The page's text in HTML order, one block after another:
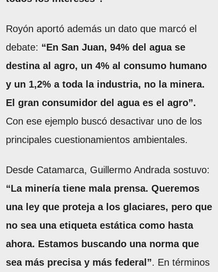
Royón aportó además un dato que marcó el
debate: “En San Juan, 94% del agua se
destina al agro, un 4% al consumo humano
y un 1,2% a toda la industria, no la minera.
El gran consumidor del agua es el agro”.
Con ese ejemplo buscó desactivar uno de los
principales cuestionamientos ambientales.
Desde Catamarca, Guillermo Andrada sostuvo:
“La minería tiene mala prensa. Queremos
una ley que proteja a los glaciares, pero que
no sea una etiqueta estática como hasta
ahora. Estamos buscando una norma que
sea más precisa y más federal”. En términos